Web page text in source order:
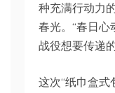
种充满行动力
春光。“春日心
战役想要传递
这次“纸巾盒式